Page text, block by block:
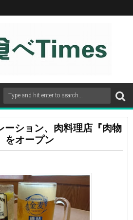
ーション、肉料理店『肉物
をオープン